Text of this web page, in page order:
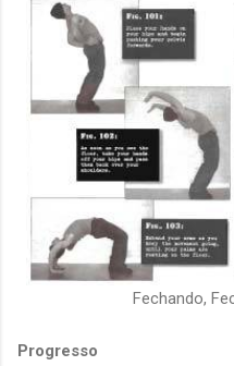
Fechando,
Progresso